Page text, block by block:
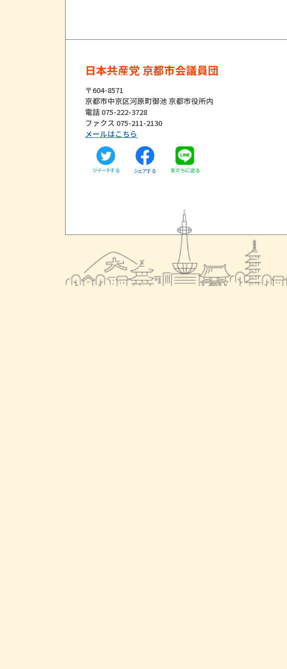
日本共産党 京都市会議員団
〒604-8571
京都市中京区河原町御池 京都市役所内
電話 075-222-3728
ファクス 075-211-2130
メールはこちら
ツイートする シェアする 友だちに送る